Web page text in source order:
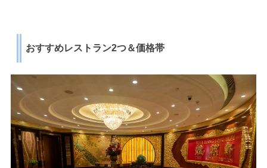
おすすめレストラン2つ＆価格帯